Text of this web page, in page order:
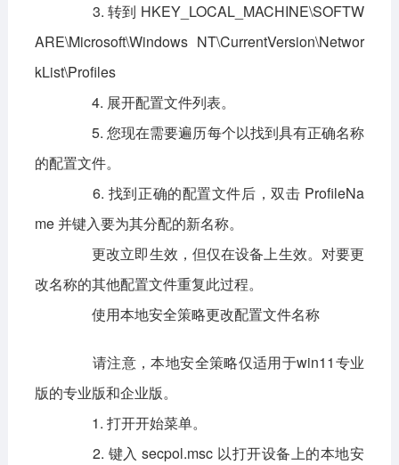
3. 转到 HKEY_LOCAL_MACHINE\SOFTW
ARE\Microsoft\Windows NT\CurrentVersion\Networ
kList\Profiles
4. 展开配置文件列表。
5. 您现在需要遍历每个以找到具有正确名称
的配置文件。
6. 找到正确的配置文件后，双击 ProfileNa
me 并键入要为其分配的新名称。
更改立即生效，但仅在设备上生效。对要更
改名称的其他配置文件重复此过程。
使用本地安全策略更改配置文件名称
请注意，本地安全策略仅适用于win11专业
版的专业版和企业版。
1. 打开开始菜单。
2. 键入 secpol.msc 以打开设备上的本地安